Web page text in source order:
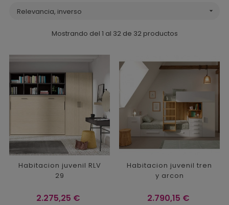
Relevancia, inverso

Mostrando del 1 al 32 de 32 productos
Habitacion juvenil RLV
29
Precio
2.275,25 €
Habitacion juvenil tren
y arcon
Precio
2.790,15 €